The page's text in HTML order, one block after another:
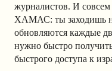
журналистов. И
ХАМАС: ты заходишь
обновляются каждые
нужно быстро
быстрого доступа к